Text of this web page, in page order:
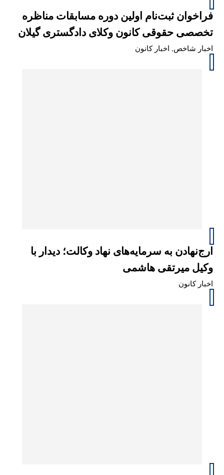
فراخوان ثبت‌نام اولین دوره مسابقات مناظره
تخصصی حقوقی کانون وکلای دادگستری گیلان
اخبار شاخص, اخبار کانون
ارج‌نهادن به سرمایه‌های نهاد وکالت؛ دیدار با
وکیل میرتقی هاشمی
اخبار کانون